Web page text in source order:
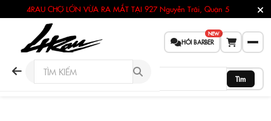
4RAU CHỢ LỚN VỪA RA MẮT TẠI 927 Nguyễn Trãi, Quận 5
HỎI BARBER
NEW
Tìm